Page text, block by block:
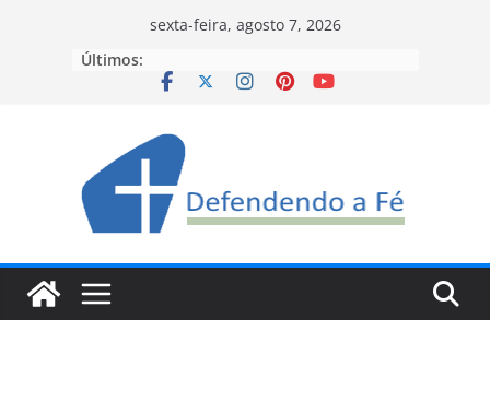
sexta-feira, agosto 7, 2026
Últimos: